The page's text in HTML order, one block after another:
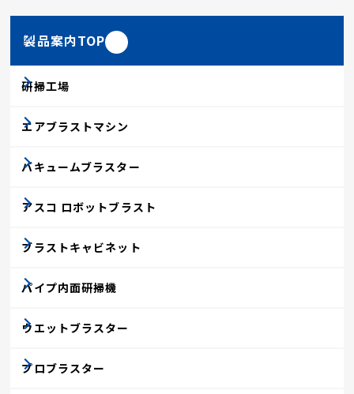
製品案内TOP
研掃工場
エアブラストマシン
バキュームブラスター
アスコ ロボットブラスト
ブラストキャビネット
パイプ内面研掃機
ウエットブラスター
プロブラスター